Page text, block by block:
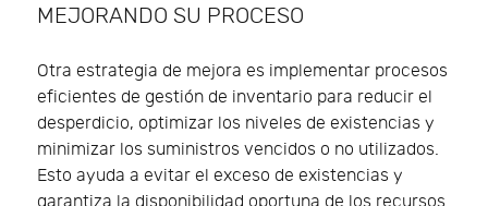
MEJORANDO SU PROCESO
Otra estrategia de mejora es implementar procesos
eficientes de gestión de inventario para reducir el
desperdicio, optimizar los niveles de existencias y
minimizar los suministros vencidos o no utilizados.
Esto ayuda a evitar el exceso de existencias y